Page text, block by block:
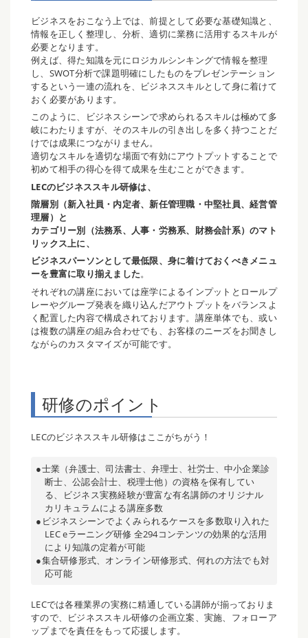
ビジネスをおこなう上では、前提として必要な基礎知識と、
情報を正しく整理し、分析、適切に業務に活用するスキルが
必要となります。
例えば、得た知識を元にロジカルシンキングで情報を整理
し、SWOT分析で課題明確にしたものをプレゼンテーション
するという一連の流れを、ビジネススキルとして身に着けて
おく必要があります。
このように、ビジネスシーンで求められるスキルは極めて多
岐にわたりますが、そのスキルの引き出しを多く持つことだ
けでは成果につながりません。
適切なスキルを適切な場面で有効にアウトプットすることで
初めて相手の得心を得て成果を生むことができます。
LECのビジネススキル研修は、
階層別（新入社員・内定者、新任管理職・中堅社員、経営管
理層）と
カテゴリー別（法務系、人事・労務系、財務会計系）のマト
リックス上に、
ビジネスパーソンとして最低限、身に着けておくべきメニュ
ーを豊富に取り揃えました。
それぞれの講座においては座学によるインプットとロールプ
レーやグループ発表を織り込んだアウトプットをバランスよ
く配置した内容で構成されております。講座単体でも、或い
は複数の講座の組み合わせでも、お客様のニーズをお聞きし
ながらのカスタマイズが可能です。
研修のポイント
LECのビジネススキル研修はここがちがう！
●士業（弁護士、司法書士、弁理士、社労士、中小企業診
断士、公認会計士、税理士他）の資格を保有してい
る、ビジネス実務経験が豊富な有名講師のオリジナル
カリキュラムによる講座多数
●ビジネスシーンでよくみられるケースを多数取り入れた
LEC eラーニング研修 全294コンテンツの効果的な活用
により知識の定着が可能
●集合研修形式、オンライン研修形式、何れの方法でも対
応可能
LECでは各種業界の実務に精通している講師が揃っておりま
すので、ビジネススキル研修の企画立案、実施、フォローア
ップまでを責任をもって応援します。